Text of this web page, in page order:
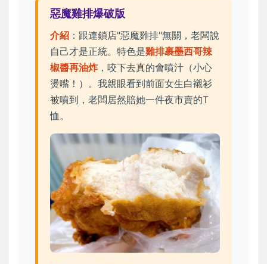
惡魔雞排爆破版
介紹 ：跟連鎖店"惡魔雞排"無關，老闆說
自己才是正統。特色是雞排裹墨西哥辣
椒醬再油炸，咬下去真的會噴汁（小心
燙嘴！）。我親眼看到前面女生白襯衫
被噴到，老闆居然賠她一件夜市賣的T
恤。